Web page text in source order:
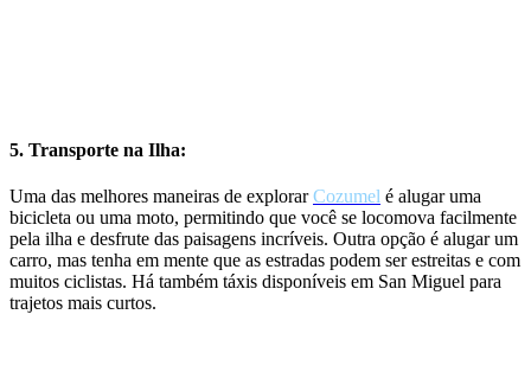
5. Transporte na Ilha:
Uma das melhores maneiras de explorarCozumel é alugar uma
bicicleta ou uma moto, permitindo que você se locomova facilmente
pela ilha e desfrute das paisagens incríveis. Outra opção é alugar um
carro, mas tenha em mente que as estradas podem ser estreitas e com
muitos ciclistas. Há também táxis disponíveis em San Miguel para
trajetos mais curtos.